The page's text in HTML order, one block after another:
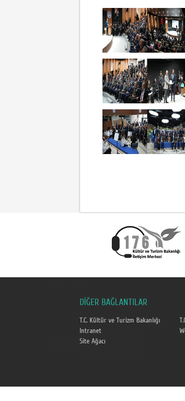
DİĞER BAĞLANTILAR
T.C. Kültür ve Turizm Bakanlığı
Intranet
Site Ağacı